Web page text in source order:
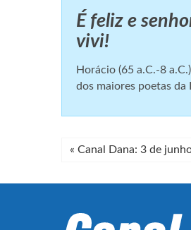
É feliz e
vivi!
Horácio (65 a.C.-8
dos maiores poetas da
« Canal Dana: 3 de